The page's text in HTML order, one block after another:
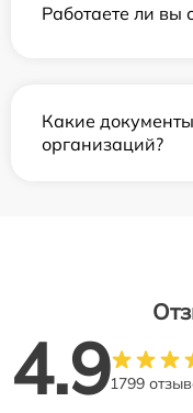
Работаете ли вы
Какие
организаций?
4.91799